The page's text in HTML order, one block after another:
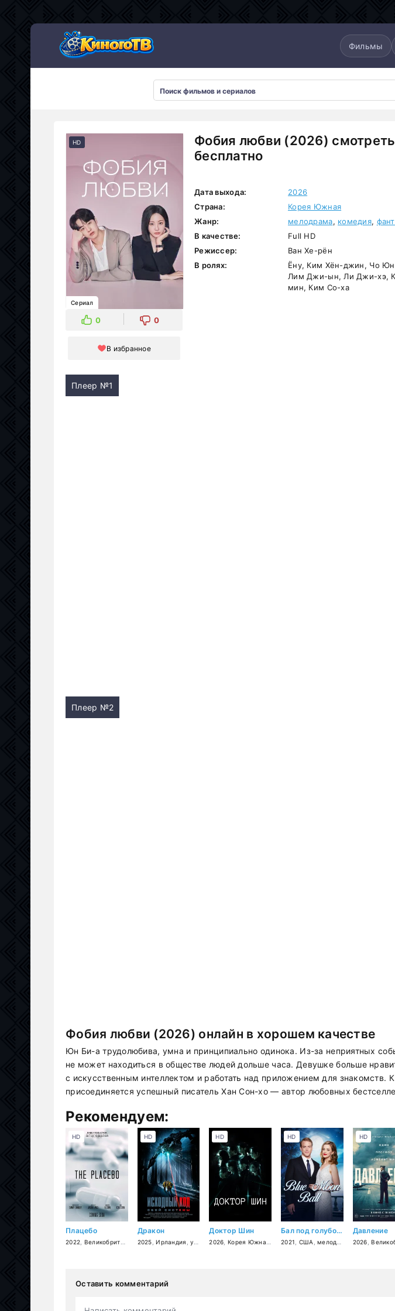
Фильмы
Фобия любви (2026)
бесплатно
HD
Сериал
0 0
В избранное
Дата выхода:
2026
Страна:
Корея Южная
Жанр:
мелодрама, комедия,
В качестве:
Full HD
Режиссер:
Ван Хе-рён
В ролях:
Ёну, Ким Хён-джин, Чо
Лим Джи-ын, Ли Джи-хэ,
мин, Ким Со-ха
Плеер №1
Плеер №2
Фобия любви (2026) онлайн в хорошем качестве
Юн Би-а трудолюбива, умна и принципиально одинока. Из-за неприятных
не может находиться в обществе людей дольше часа. Девушке больше
с искусственным интеллектом и работать над приложением для знакомств.
присоединяется успешный писатель Хан Сон-хо — автор любовных
Рекомендуем:
Плацебо
2022 Великобритания ,драма
HD
Дракон
2025 ,Ирландия ,ужасы ,фантастика,боевик триллер,драма
HD
Доктор Шин
2026 Корея Южная триллер ,мелодрама фантастика
HD
Бал под голубой луной
2021 США ,мелодрама
HD
Давление
2026 ,
HD
Оставить комментарий